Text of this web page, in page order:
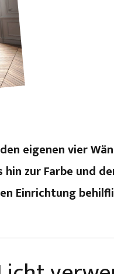
eigenen vier
zur Farbe und
Einrichtung